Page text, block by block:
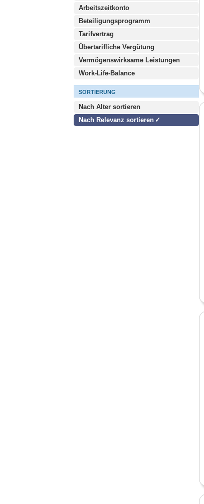
Arbeitszeitkonto
Beteiligungsprogramm
Tarifvertrag
Übertarifliche Vergütung
Vermögenswirksame Leistungen
Work-Life-Balance
SORTIERUNG
Nach Alter sortieren
Nach Relevanz sortieren